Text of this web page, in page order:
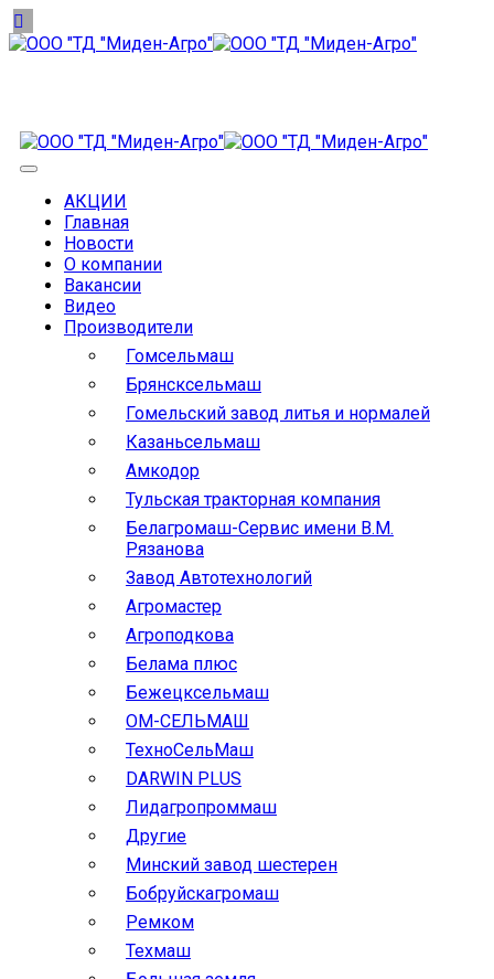
АКЦИИ
Главная
Новости
О компании
Вакансии
Видео
Производители
Гомсельмаш
Брянсксельмаш
Гомельский завод литья и нормалей
Казаньсельмаш
Амкодор
Тульская тракторная компания
Белагромаш-Сервис имени В.М.
Рязанова
Завод Автотехнологий
Агромастер
Агроподкова
Белама плюс
Бежецксельмаш
ОМ-СЕЛЬМАШ
ТехноСельМаш
DARWIN PLUS
Лидагропроммаш
Другие
Минский завод шестерен
Бобруйскагромаш
Ремком
Техмаш